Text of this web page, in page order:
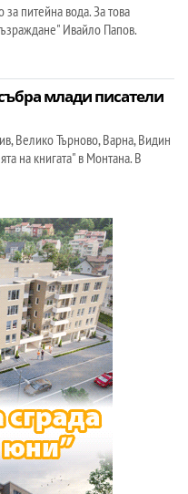
питейна вода. За това
Ивайло Папов.
млади писатели
Велико Търново, Варна, Видин
на книгата" в Монтана. В